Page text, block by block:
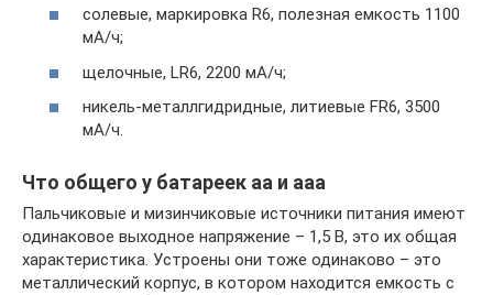
солевые, маркировка R6, полезная емкость 1100
мА/ч;
щелочные, LR6, 2200 мА/ч;
никель-металлгидридные, литиевые FR6, 3500
мА/ч.
Что общего у батареек аа и ааа
Пальчиковые и мизинчиковые источники питания имеют
одинаковое выходное напряжение – 1,5 В, это их общая
характеристика. Устроены они тоже одинаково – это
металлический корпус, в котором находится емкость с